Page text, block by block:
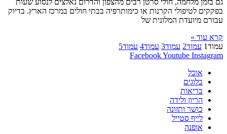
גם בזמן מלחמה, חולי סרטן רבים מהצפון והדרום נאלצים לנסוע שעות
בפקקים לטיפולי הקרנות או כימותרפיה בבתי חולים במרכז הארץ. בדיוק
עבורם מיועדת המלונית של
קרא עוד »
עמוד1 עמוד2 עמוד3 עמוד4 עמוד5
FacebookYoutube Instagram
אוכל
בלוגים
בריאות
הריון ולידה
כושר ותזונה
לייף סטייל
אופנה